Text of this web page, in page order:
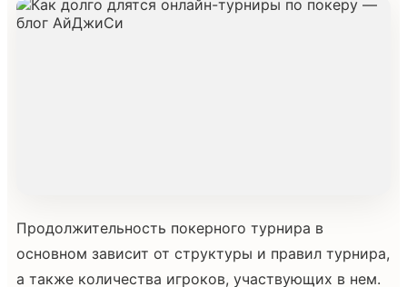
Продолжительность покерного турнира в
основном зависит от структуры и правил турнира,
а также количества игроков, участвующих в нем.